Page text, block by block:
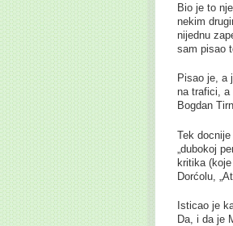
Bio je to
nekim
nijednu
sam pisao
Pisao je, a
na trafici, a
Bogdan
Tek
„dubokoj
kritika
Dorćolu,
Isticao je
Da, i da je